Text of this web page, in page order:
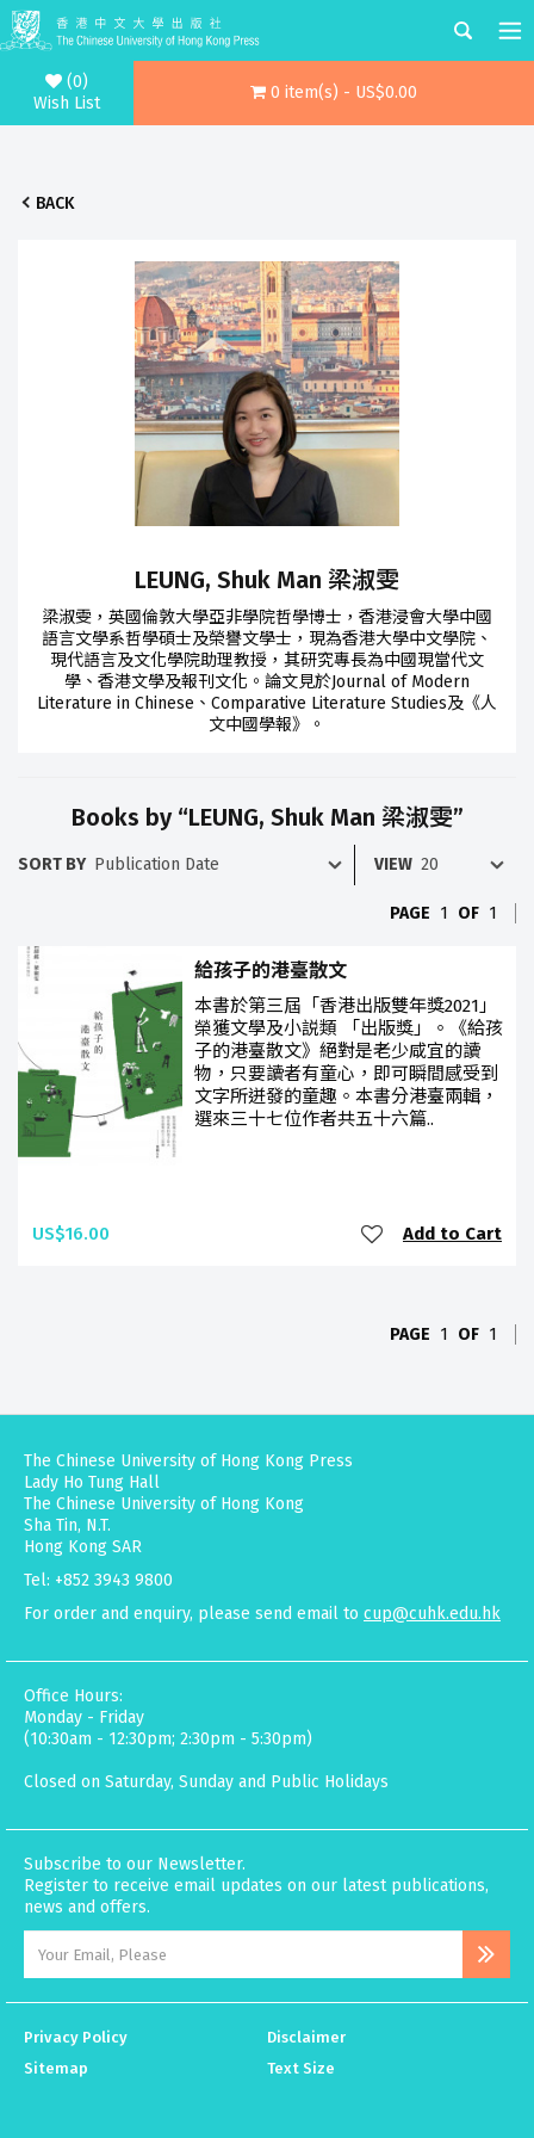
(0)
Wish List
0 item(s) - US$0.00
BACK
LEUNG, Shuk Man 梁淑雯
梁淑雯，英國倫敦大學亞非學院哲學博士，香港浸會大學中國
語言文學系哲學碩士及榮譽文學士，現為香港大學中文學院、
現代語言及文化學院助理教授，其研究專長為中國現當代文
學、香港文學及報刊文化。論文見於Journal of Modern
Literature in Chinese、Comparative Literature Studies及《人
文中國學報》。
Books by “LEUNG, Shuk Man 梁淑雯”
SORT BY VIEW
PAGE 1 OF 1
給孩子的港臺散文
本書於第三屆「香港出版雙年獎2021」
榮獲文學及小説類 「出版獎」。《給孩
子的港臺散文》絕對是老少咸宜的讀
物，只要讀者有童心，即可瞬間感受到
文字所迸發的童趣。本書分港臺兩輯，
選來三十七位作者共五十六篇..
US$16.00 Add to Cart
PAGE 1 OF 1
The Chinese University of Hong Kong Press
Lady Ho Tung Hall
The Chinese University of Hong Kong
Sha Tin, N.T.
Hong Kong SAR
Tel: +852 3943 9800
For order and enquiry, please send email to cup@cuhk.edu.hk
Office Hours:
Monday - Friday
(10:30am - 12:30pm; 2:30pm - 5:30pm)
Closed on Saturday, Sunday and Public Holidays
Subscribe to our Newsletter.
Register to receive email updates on our latest publications,
news and offers.
Privacy Policy
Disclaimer
Sitemap
Text Size